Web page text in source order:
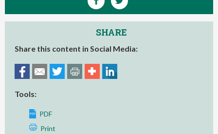
SHARE
Share this content in Social Media:
Tools:
PDF
Print